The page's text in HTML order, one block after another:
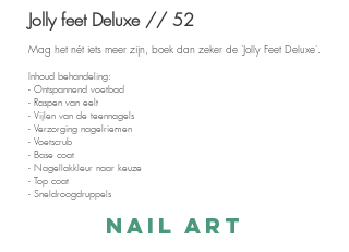
Jolly feet Deluxe // 52
Mag het nét iets meer zijn, boek dan zeker de 'Jolly Feet Deluxe'.
Inhoud behandeling:
- Ontspannend voetbad
- Raspen van eelt
- Vijlen van de teennagels
- Verzorging nagelriemen
- Voetscrub
- Base coat
- Nagellakkleur naar keuze
- Top coat
- Sneldroogdruppels
nail art